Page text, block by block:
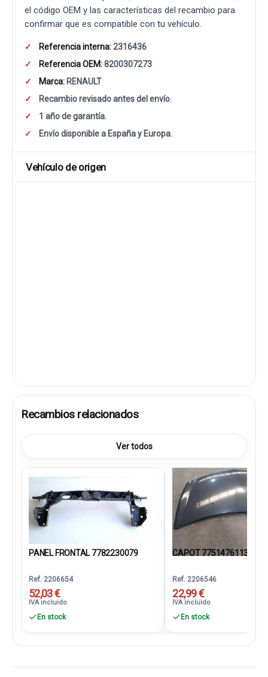
el código OEM y las características del recambio para
confirmar que es compatible con tu vehículo.
Referencia interna:2316436
Referencia OEM:8200307273
Marca: RENAULT
Recambio revisado antes del envío.
1 año de garantía.
Envío disponible a España y Europa.
Vehículo de origen
Recambios relacionados
Ver todos
PANEL FRONTAL 7782230079
Ref. 2206654
52,03 €
IVA incluido
En stock
CAPOT 7751476113
Ref. 2206546
22,99 €
IVA incluido
En stock